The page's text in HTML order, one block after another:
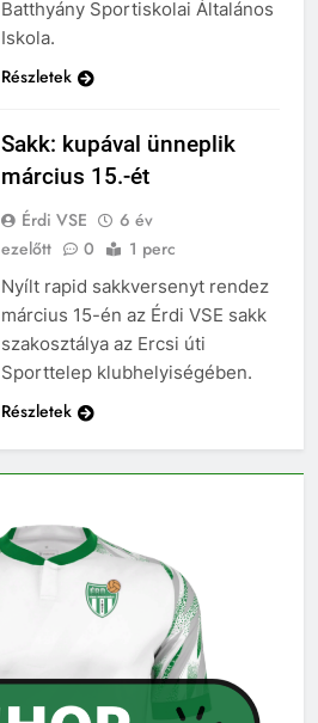
Batthyány Sportiskolai Általános
Iskola.
Részletek
Sakk: kupával ünneplik
március 15.-ét
Érdi VSE
6 év
ezelőtt
0 1 perc
Nyílt rapid sakkversenyt rendez
március 15-én az Érdi VSE sakk
szakosztálya az Ercsi úti
Sporttelep klubhelyiségében.
Részletek